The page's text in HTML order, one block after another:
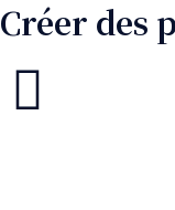
Créer des